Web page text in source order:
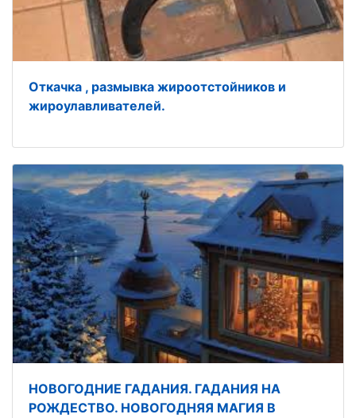
Откачка , размывка жироотстойников и
жироулавливателей.
НОВОГОДНИЕ ГАДАНИЯ. ГАДАНИЯ НА
РОЖДЕСТВО. НОВОГОДНЯЯ МАГИЯ В